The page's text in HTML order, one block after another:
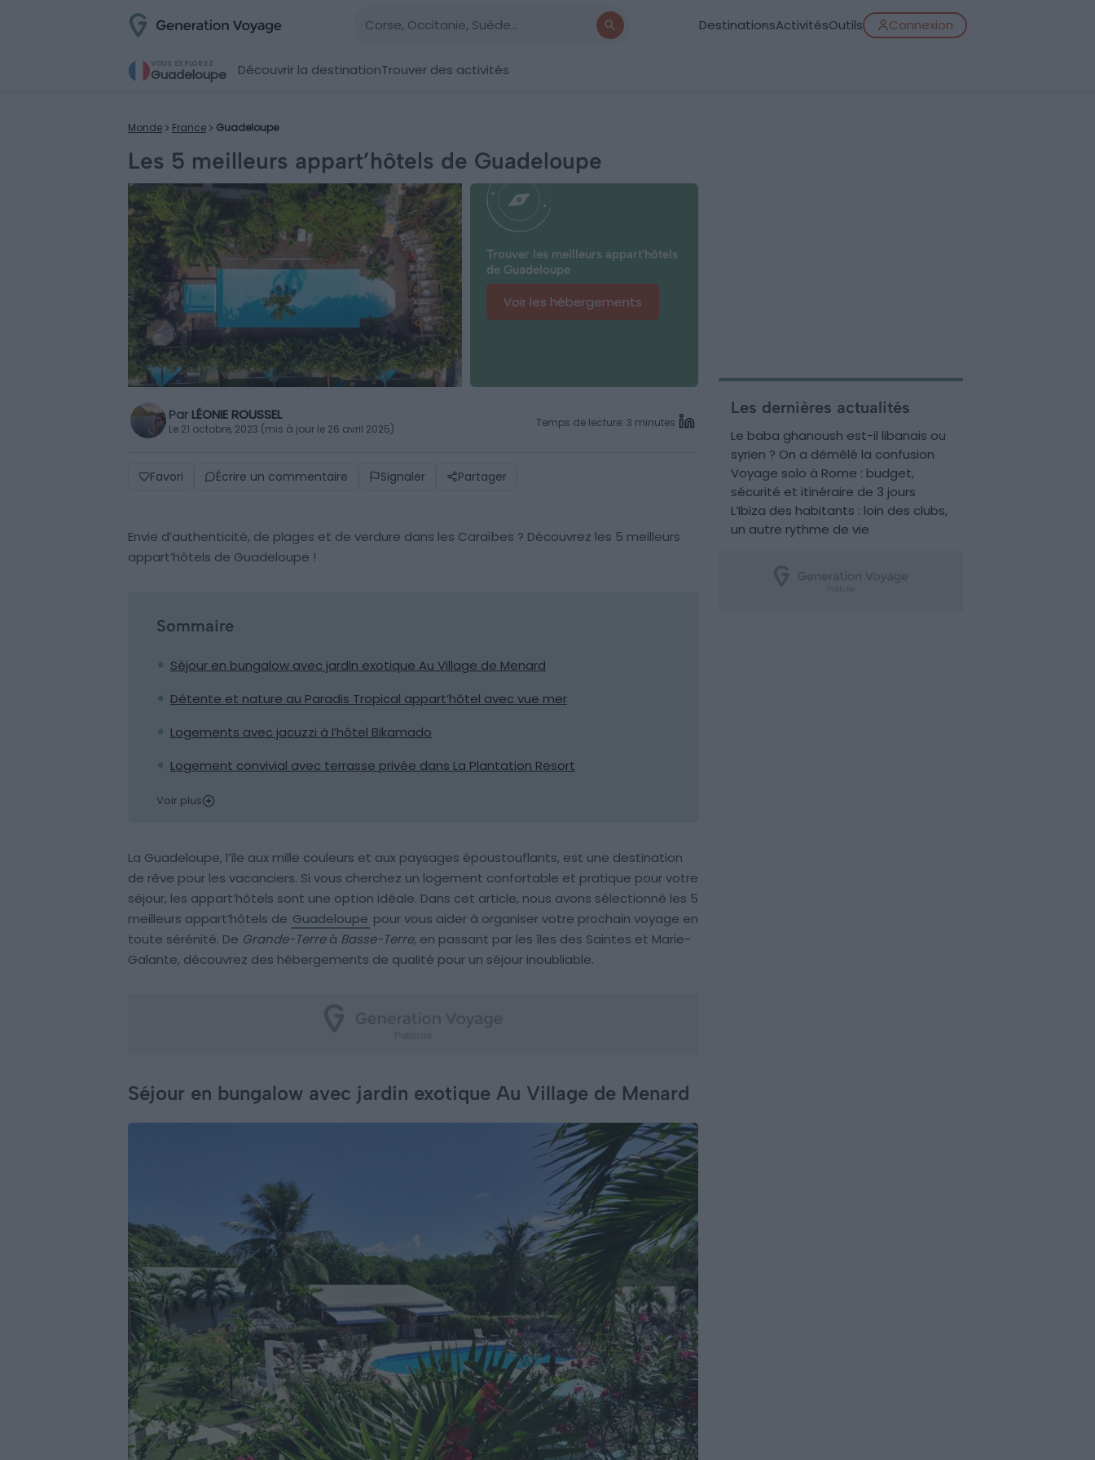
DestinationsActivitésOutils Connexion
VOUS EXPLOREZ
Guadeloupe Découvrir la destinationTrouver des activités
Monde France Guadeloupe
Les 5 meilleurs appart’hôtels de Guadeloupe
Trouver les meilleurs appart'hôtels
de Guadeloupe
Voir les hébergements
Par LÉONIE ROUSSEL
Le 21 octobre, 2023 (mis à jour le 26 avril 2025) Temps de lecture: 3 minutes
Favori Écrire un commentaire Signaler Partager
Envie d’authenticité, de plages et de verdure dans les Caraïbes ? Découvrez les 5 meilleurs
appart’hôtels de Guadeloupe !
Sommaire
Séjour en bungalow avec jardin exotique Au Village de Menard
Détente et nature au Paradis Tropical appart’hôtel avec vue mer
Logements avec jacuzzi à l’hôtel Bikamado
Logement convivial avec terrasse privée dans La Plantation Resort
Voir plus
La Guadeloupe, l’île aux mille couleurs et aux paysages époustouflants, est une destination
de rêve pour les vacanciers. Si vous cherchez un logement confortable et pratique pour votre
séjour, les appart’hôtels sont une option idéale. Dans cet article, nous avons sélectionné les 5
meilleurs appart’hôtels de Guadeloupe pour vous aider à organiser votre prochain voyage en
toute sérénité. De Grande-Terreà Basse-Terre, en passant par les îles des Saintes et Marie-
Galante, découvrez des hébergements de qualité pour un séjour inoubliable.
Séjour en bungalow avec jardin exotique Au Village de Menard
Les dernières actualités
Le baba ghanoush est-il libanais ou
syrien ? On a démêlé la confusion
Voyage solo à Rome : budget,
sécurité et itinéraire de 3 jours
L’Ibiza des habitants : loin des clubs,
un autre rythme de vie